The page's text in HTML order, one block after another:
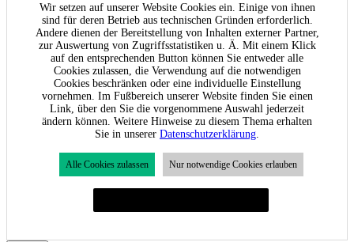
Wir setzen auf unserer Website Cookies ein. Einige von ihnen
sind für deren Betrieb aus technischen Gründen erforderlich.
Andere dienen der Bereitstellung von Inhalten externer Partner,
zur Auswertung von Zugriffsstatistiken u. Ä. Mit einem Klick
auf den entsprechenden Button können Sie entweder alle
Cookies zulassen, die Verwendung auf die notwendigen
Cookies beschränken oder eine individuelle Einstellung
vornehmen. Im Fußbereich unserer Website finden Sie einen
Link, über den Sie die vorgenommene Auswahl jederzeit
ändern können. Weitere Hinweise zu diesem Thema erhalten
Sie in unserer Datenschutzerklärung
Alle Cookies zulassen Nur notwendige Cookies erlauben